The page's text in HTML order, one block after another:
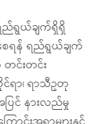
ည်ရွယ်ချက်ရှိရှိ
ေရန် ရည်ရွယ်ချက်
င်းတင်း
ရာ၊ ရာသီဥတု
ပြင် နားလည်မှု